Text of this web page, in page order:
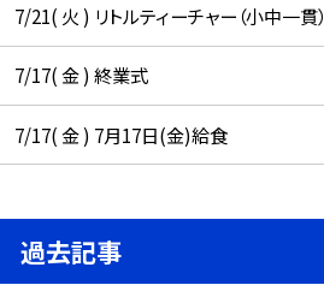
7/21( 火 ) リトルティーチャー（小中一貫）
7/17( 金 ) 終業式
7/17( 金 ) 7月17日(金)給食
過去記事